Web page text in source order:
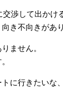
渉して出かけ
き不向きがあ
ません。
に行きたいな